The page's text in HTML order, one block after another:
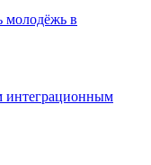
молодёжь в
интеграционным